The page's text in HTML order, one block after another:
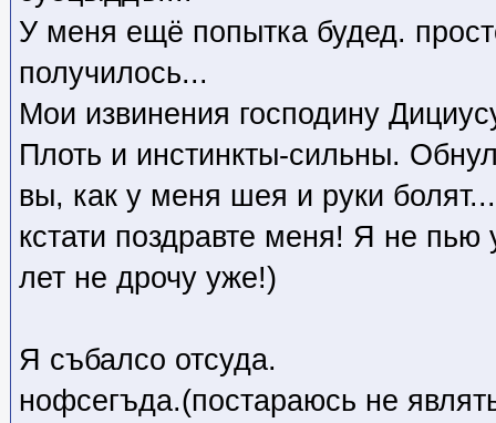
У меня ещё попытка будед.
получилось...
Мои извинения господину
Плоть и инстинкты-сильны.
вы, как у меня шея и руки болят...
кстати поздравте меня! Я не
лет не дрочу уже!)
Я събалсо отсуда.
нофсегъда.(постараюсь не